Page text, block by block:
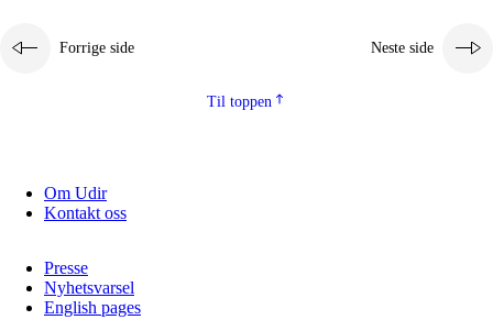
Forrige side Neste side
Til toppen
Om Udir
Kontakt oss
Presse
Nyhetsvarsel
English pages